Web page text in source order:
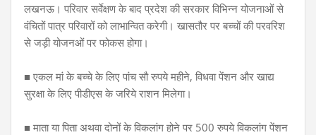
लखनऊ। परिवार सर्वेक्षण के बाद प्रदेश की सरकार विभिन्न योजनाओं से
वंचितों पात्र परिवारों को लाभान्वित करेगी। खासतौर पर बच्चों की परवरिश
से जड़ी योजनओं पर फोकस होगा।
■ एकल मां के बच्चे के लिए पांच सौ रुपये महीने, विधवा पेंशन और खाद्य
सुरक्षा के लिए पीडीएस के जरिये राशन मिलेगा।
■ माता या पिता अथवा दोनों के विकलांग होने पर 500 रुपये विकलांग पेंशन